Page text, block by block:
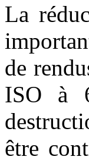
La
de
ISO à
être